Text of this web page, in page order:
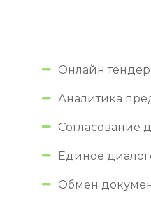
Онлайн тендер
Аналитика
Согласование
Единое
Обмен